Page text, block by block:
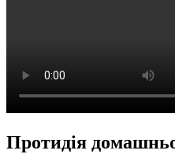
Протидія